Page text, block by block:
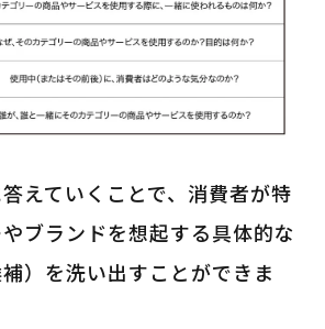
えていくことで、消費者が特
ブランドを想起する具体的な
）を洗い出すことができま